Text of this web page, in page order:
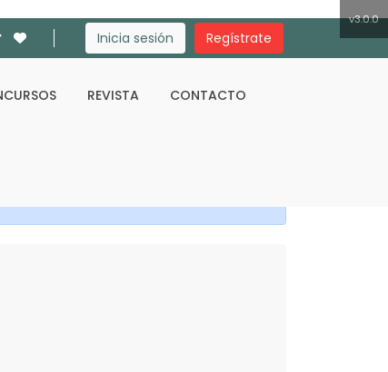
Inicia sesión Regístrate
REVISTA CONTACTO
v3.0.0